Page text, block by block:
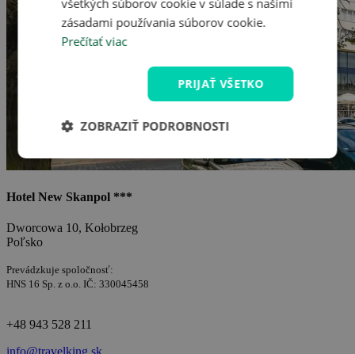
Hotel New Skanpol ***
Dworcowa 10, Kołobrzeg
Poľsko
Prevádzkuje spoločnosť:
HNS 16 Sp. z o.o. IČ: 330045458
+48 943 528 211
všetkých súborov cookie v súlade s našimi
zásadami používania súborov cookie.
Prečítať viac
PRIJAŤ VŠETKO
ZOBRAZIŤ PODROBNOSTI